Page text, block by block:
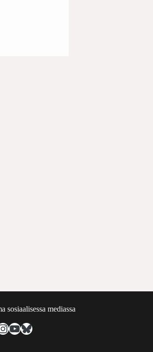
sosiaalisessa mediassa
YouTube
Bluesky